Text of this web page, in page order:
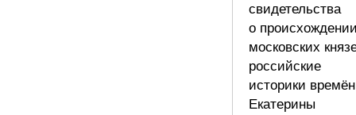
свидетельства
о
московских
российские
историки времён
Екатерины